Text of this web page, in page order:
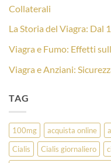
Collaterali
La Storia del Viagra: Dal
Viagra e Fumo: Effetti
Viagra e Anziani:
TAG
100mg acquista online
Cialis
Cialis giornaliero